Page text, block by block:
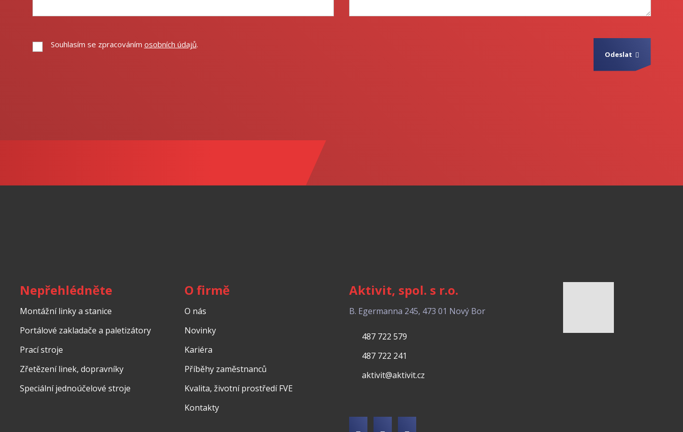
Souhlasím
Souhlasím se zpracováním osobních údajů.
Odeslat
Nepřehlédněte
Montážní linky a stanice
Portálové zakladače a paletizátory
Prací stroje
Zřetězení linek, dopravníky
Speciální jednoúčelové stroje
O firmě
O nás
Novinky
Kariéra
Příběhy zaměstnanců
Kvalita, životní prostředí FVE
Kontakty
Aktivit, spol. s r.o.
B. Egermanna 245, 473 01 Nový Bor
487 722 579
487 722 241
aktivit@aktivit.cz